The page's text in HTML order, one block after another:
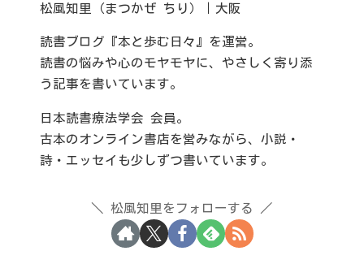
松風知里（まつかぜ ちり）｜大阪
読書ブログ『本と歩む日々』を運営。
読書の悩みや心のモヤモヤに、やさしく寄り添
う記事を書いています。
日本読書療法学会 会員。
古本のオンライン書店を営みながら、小説・
詩・エッセイも少しずつ書いています。
松風知里をフォローする